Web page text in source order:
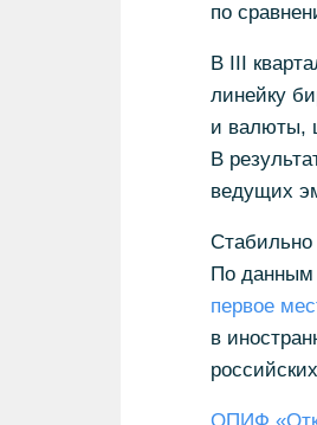
по
В III
линейку
и валюты,
В
ведущих
По данным
первое
в